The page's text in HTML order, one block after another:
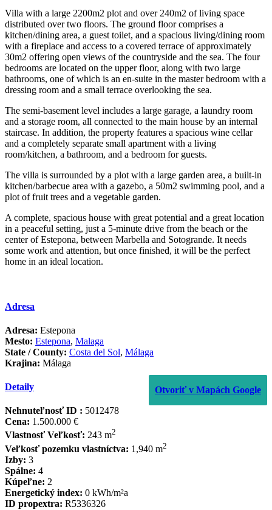
Villa with a large 2200m2 plot and over 240m2 of living space
distributed over two floors. The ground floor comprises a
kitchen/dining area, a guest toilet, and a spacious living/dining room
with a fireplace and access to a covered terrace of approximately
30m2 offering open views of the countryside and the sea. The four
bedrooms are located on the upper floor, along with two large
bathrooms, one of which is an en-suite in the master bedroom with a
dressing room and a small terrace overlooking the sea.
The semi-basement level includes a large garage, a laundry room
and a storage room, all connected to the main house by an internal
staircase. In addition, the property features a spacious wine cellar
and a completely separate small apartment with a living
room/kitchen, a bathroom, and a bedroom for guests.
The villa is surrounded by a plot with a large garden area, a built-in
kitchen/barbecue area with a gazebo, a 50m2 swimming pool, and a
plot of fruit trees and a vegetable garden.
A complete, spacious house with great potential and a great location
in a peaceful setting, just a 5-minute drive from the ‌beach ‌or ‌the
‌center ‌of Estepona, ‌between ‌Marbella and ‌Sotogrande. It ‌needs
some work ‌and ‌attention, ‌but once finished, ‌it ‌will be the ‌perfect
‌home ‌in ‌an ‌ideal ‌location.
Adresa
Adresa: Estepona
Mesto: Estepona, Malaga
State / County: Costa del Sol, Málaga
Krajina: Málaga
Otvoriť v Mapách Google
Detaily
Nehnuteľnosť ID : 5012478
Cena: 1.500.000 €
Vlastnosť Veľkosť: 243 m2
Veľkosť pozemku vlastníctva: 1,940 m2
Izby: 3
Spálne: 4
Kúpeľne: 2
Energetický index: 0 kWh/m²a
ID propextra: R5336326